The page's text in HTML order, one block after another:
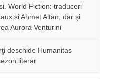
World Fiction: traduceri
și Ahmet Altan, dar şi
Aurora Venturini
deschide Humanitas
literar